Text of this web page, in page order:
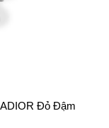
Đỏ Đậm